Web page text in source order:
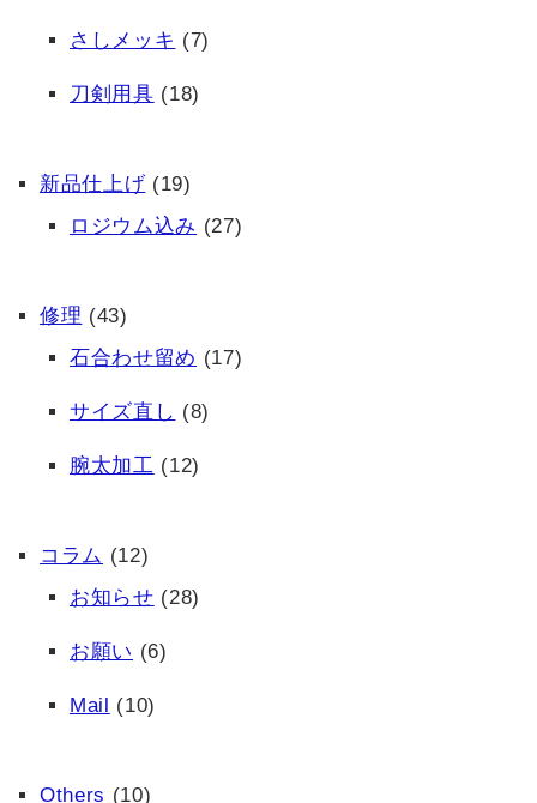
さしメッキ (7)
刀剣用具 (18)
新品仕上げ (19)
ロジウム込み (27)
修理 (43)
石合わせ留め (17)
サイズ直し (8)
腕太加工 (12)
コラム (12)
お知らせ (28)
お願い (6)
Mail (10)
Others (10)